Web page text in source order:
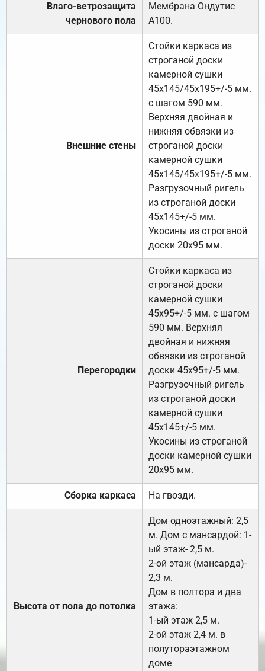
Влаго-ветрозащита
чернового пола
Мембрана Ондутис
А100.
Внешние стены
Стойки каркаса из
строганой доски
камерной сушки
45х145/45х195+/-5 мм.
с шагом 590 мм.
Верхняя двойная и
нижняя обвязки из
строганой доски
камерной сушки
45х145/45х195+/-5 мм.
Разгрузочный ригель
из строганой доски
45х145+/-5 мм.
Укосины из строганой
доски 20х95 мм.
Перегородки
Стойки каркаса из
строганой доски
камерной сушки
45х95+/-5 мм. с шагом
590 мм. Верхняя
двойная и нижняя
обвязки из строганой
доски 45х95+/-5 мм.
Разгрузочный ригель
из строганой доски
камерной сушки
45х145+/-5 мм.
Укосины из строганой
доски камерной сушки
20х95 мм.
Сборка каркаса На гвозди.
Высота от пола до потолка
Дом одноэтажный: 2,5
м. Дом с мансардой: 1-
ый этаж- 2,5 м.
2-ой этаж (мансарда)-
2,3 м.
Дом в полтора и два
этажа:
1-ый этаж 2,5 м.
2-ой этаж 2,4 м. в
полутораэтажном
доме